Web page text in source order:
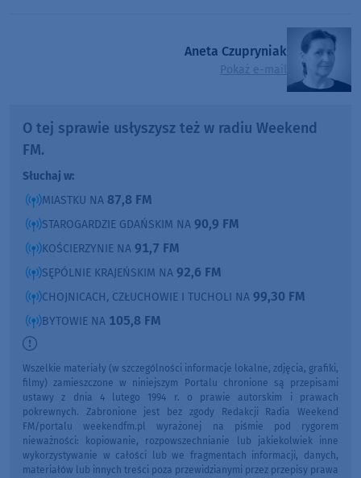
Aneta Czupryniak
Pokaż e-mail
O tej sprawie usłyszysz też w radiu Weekend
FM.
Słuchaj w:
MIASTKU NA 87,8 FM
STAROGARDZIE GDAŃSKIM NA 90,9 FM
KOŚCIERZYNIE NA 91,7 FM
SĘPÓLNIE KRAJEŃSKIM NA 92,6 FM
CHOJNICACH, CZŁUCHOWIE I TUCHOLI NA 99,30 FM
BYTOWIE NA 105,8 FM
Wszelkie materiały (w szczególności informacje lokalne, zdjęcia, grafiki,
filmy) zamieszczone w niniejszym Portalu chronione są przepisami
ustawy z dnia 4 lutego 1994 r. o prawie autorskim i prawach
pokrewnych. Zabronione jest bez zgody Redakcji Radia Weekend
FM/portalu weekendfm.pl wyrażonej na piśmie pod rygorem
nieważności: kopiowanie, rozpowszechnianie lub jakiekolwiek inne
wykorzystywanie w całości lub we fragmentach informacji, danych,
materiałów lub innych treści poza przewidzianymi przez przepisy prawa